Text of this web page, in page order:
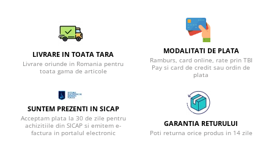
LIVRARE IN TOATA TARA
Livrare oriunde in Romania pentru
toata gama de articole
MODALITATI DE PLATA
Ramburs, card online, rate prin TBI
Pay si card de credit sau ordin de
plata
SUNTEM PREZENTI IN SICAP
Acceptam plata la 30 de zile pentru
achizitiile din SICAP si emitem e-
factura in portalul electronic
GARANTIA RETURULUI
Poti returna orice produs in 14 zile